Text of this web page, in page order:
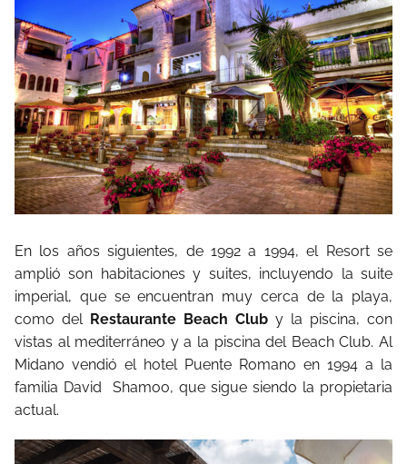
En los años siguientes, de 1992 a 1994, el Resort se
amplió son habitaciones y suites, incluyendo la suite
imperial, que se encuentran muy cerca de la playa,
como del Restaurante Beach Club y la piscina, con
vistas al mediterráneo y a la piscina del Beach Club. Al
Midano vendió el hotel Puente Romano en 1994 a la
familia David
Shamoo, que sigue siendo la propietaria
actual.